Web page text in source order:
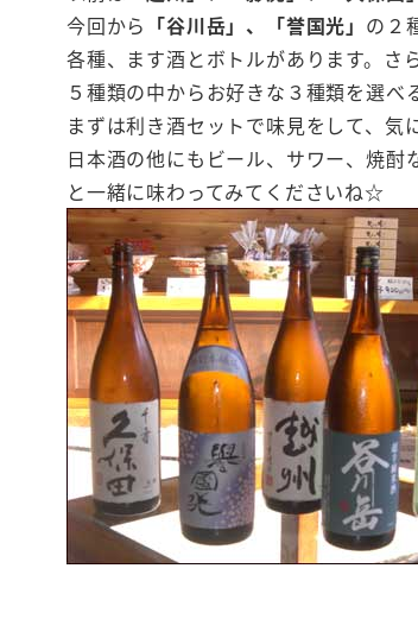
今回から 「谷川岳」、「誉国光」 の２
各種、ます酒とボトルがあります。さ
５種類の中からお好きな３種類を選べ
まずは利き酒セットで味見をして、
日本酒の他にもビール、サワー、焼
と一緒に味わってみてくださいね☆